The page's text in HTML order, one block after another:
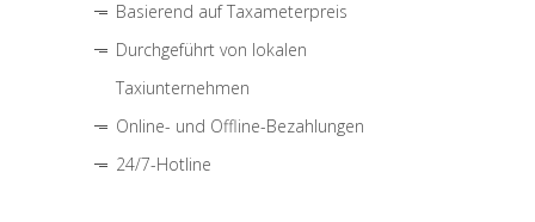
Basierend auf Taxameterpreis
Durchgeführt von lokalen
Taxiunternehmen
Online- und Offline-Bezahlungen
24/7-Hotline